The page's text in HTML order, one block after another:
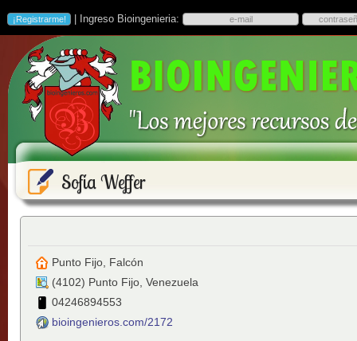
| Ingreso Bioingenieria:
Sofía Weffer
Punto Fijo, Falcón
(4102) Punto Fijo Venezuela
04246894553
bioingenieros.com/2172